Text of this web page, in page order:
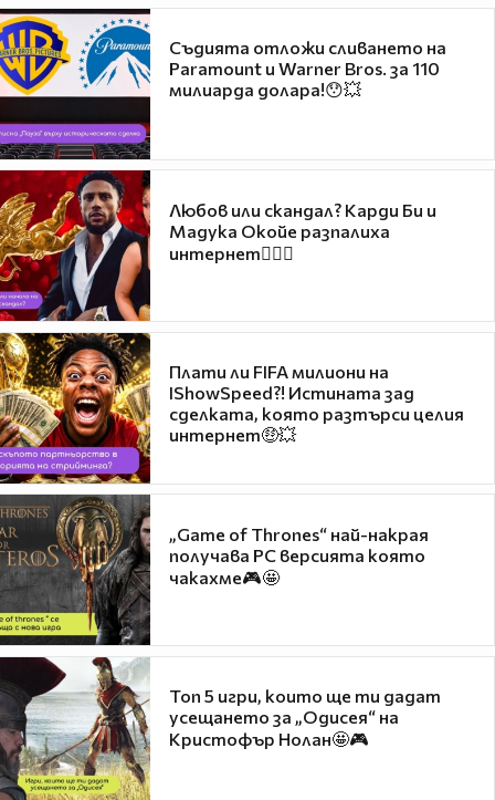
Съдията отложи сливането на
Paramount и Warner Bros. за 110
милиарда долара!😯💥
Любов или скандал? Карди Би и
Мадука Окойе разпалиха
интернет❤️‍🔥🔥
Плати ли FIFA милиони на
IShowSpeed?! Истината зад
сделката, която разтърси целия
интернет🤑💥
„Game of Thrones“ най-накрая
получава PC версията която
чакахме🎮🤩
Топ 5 игри, които ще ти дадат
усещането за „Одисея“ на
Кристофър Нолан🤩🎮